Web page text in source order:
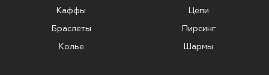
Каффы
Браслеты
Колье
Цепи
Пирсинг
Шармы